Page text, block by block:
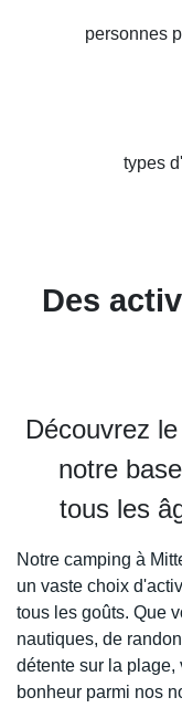
personnes
types
Des
Découvrez
notre
tous les
Notre camping à
un vaste choix
tous les goûts. Que
nautiques, de
détente sur la plage,
bonheur parmi nos